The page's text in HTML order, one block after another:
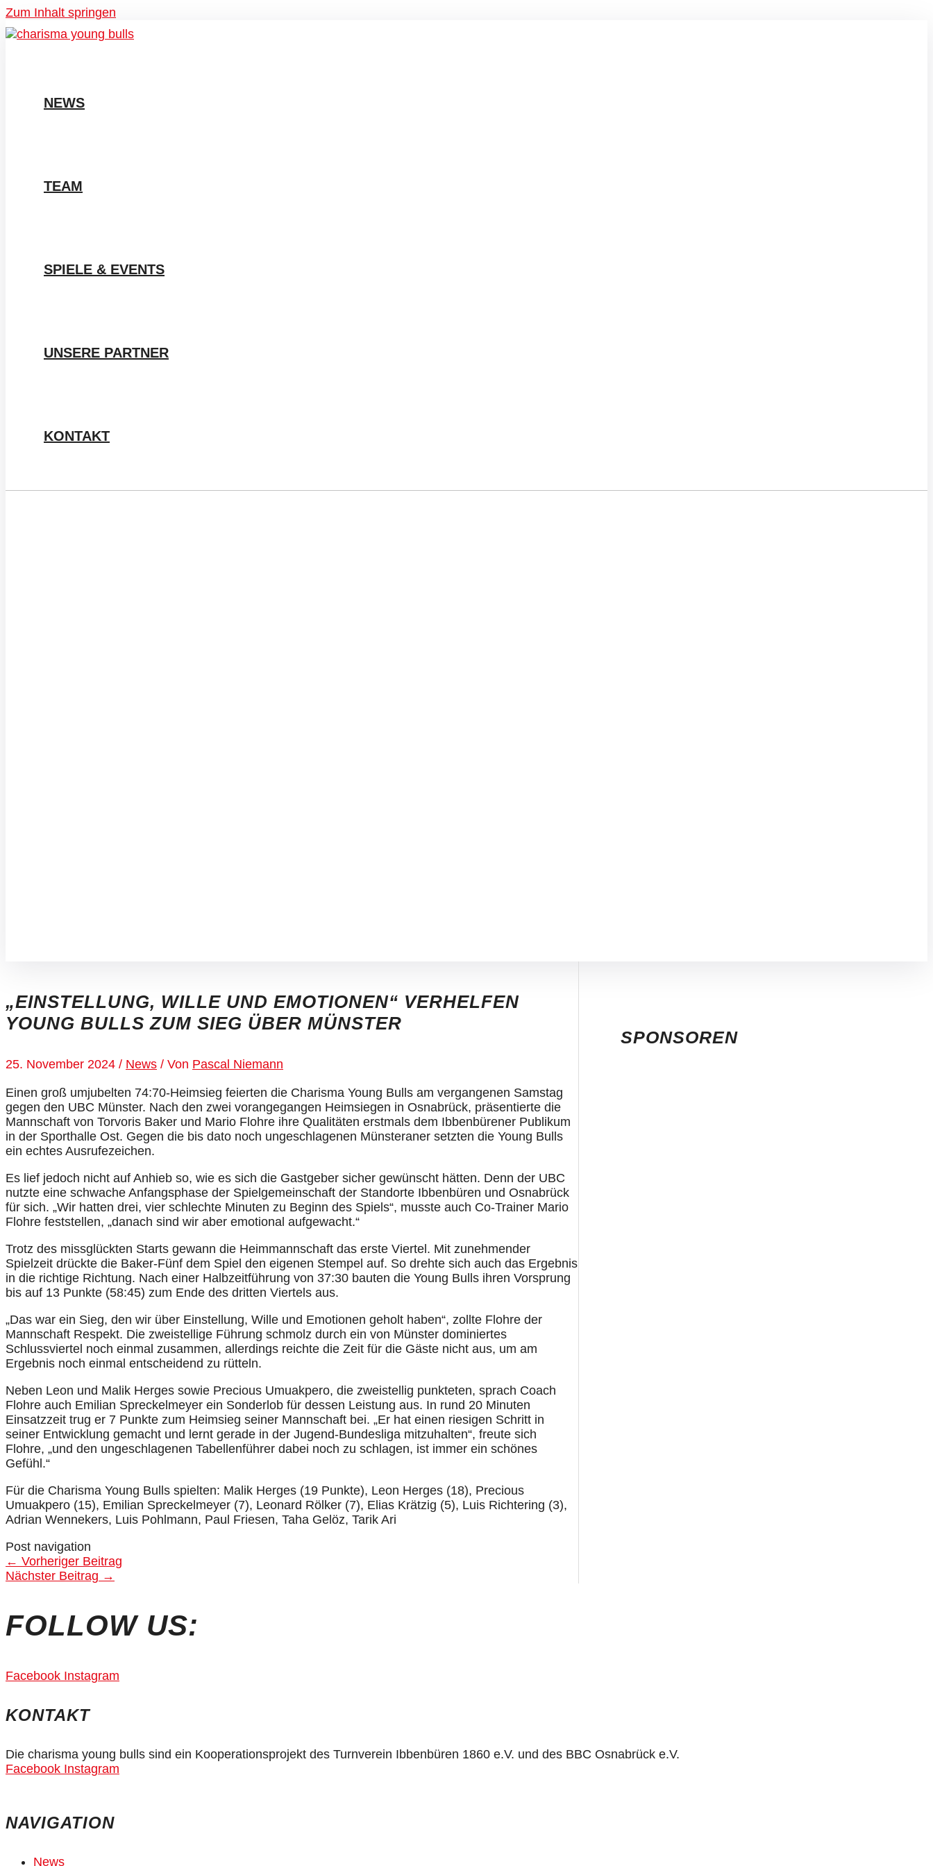
Zum Inhalt springen
NEWS
TEAM
SPIELE & EVENTS
UNSERE PARTNER
KONTAKT
„EINSTELLUNG, WILLE UND EMOTIONEN“ VERHELFEN
YOUNG BULLS ZUM SIEG ÜBER MÜNSTER
25. November 2024 / News / Von Pascal Niemann
Einen groß umjubelten 74:70-Heimsieg feierten die Charisma Young Bulls am vergangenen Samstag
gegen den UBC Münster. Nach den zwei vorangegangen Heimsiegen in Osnabrück, präsentierte die
Mannschaft von Torvoris Baker und Mario Flohre ihre Qualitäten erstmals dem Ibbenbürener Publikum
in der Sporthalle Ost. Gegen die bis dato noch ungeschlagenen Münsteraner setzten die Young Bulls
ein echtes Ausrufezeichen.
Es lief jedoch nicht auf Anhieb so, wie es sich die Gastgeber sicher gewünscht hätten. Denn der UBC
nutzte eine schwache Anfangsphase der Spielgemeinschaft der Standorte Ibbenbüren und Osnabrück
für sich. „Wir hatten drei, vier schlechte Minuten zu Beginn des Spiels“, musste auch Co-Trainer Mario
Flohre feststellen, „danach sind wir aber emotional aufgewacht.“
Trotz des missglückten Starts gewann die Heimmannschaft das erste Viertel. Mit zunehmender
Spielzeit drückte die Baker-Fünf dem Spiel den eigenen Stempel auf. So drehte sich auch das Ergebnis
in die richtige Richtung. Nach einer Halbzeitführung von 37:30 bauten die Young Bulls ihren Vorsprung
bis auf 13 Punkte (58:45) zum Ende des dritten Viertels aus.
„Das war ein Sieg, den wir über Einstellung, Wille und Emotionen geholt haben“, zollte Flohre der
Mannschaft Respekt. Die zweistellige Führung schmolz durch ein von Münster dominiertes
Schlussviertel noch einmal zusammen, allerdings reichte die Zeit für die Gäste nicht aus, um am
Ergebnis noch einmal entscheidend zu rütteln.
Neben Leon und Malik Herges sowie Precious Umuakpero, die zweistellig punkteten, sprach Coach
Flohre auch Emilian Spreckelmeyer ein Sonderlob für dessen Leistung aus. In rund 20 Minuten
Einsatzzeit trug er 7 Punkte zum Heimsieg seiner Mannschaft bei. „Er hat einen riesigen Schritt in
seiner Entwicklung gemacht und lernt gerade in der Jugend-Bundesliga mitzuhalten“, freute sich
Flohre, „und den ungeschlagenen Tabellenführer dabei noch zu schlagen, ist immer ein schönes
Gefühl.“
Für die Charisma Young Bulls spielten: Malik Herges (19 Punkte), Leon Herges (18), Precious
Umuakpero (15), Emilian Spreckelmeyer (7), Leonard Rölker (7), Elias Krätzig (5), Luis Richtering (3),
Adrian Wennekers, Luis Pohlmann, Paul Friesen, Taha Gelöz, Tarik Ari
Post navigation
← Vorheriger Beitrag
Nächster Beitrag →
SPONSOREN
FOLLOW US:
Facebook Instagram
KONTAKT
Die charisma young bulls sind ein Kooperationsprojekt des Turnverein Ibbenbüren 1860 e.V. und des BBC Osnabrück e.V.
Facebook Instagram
NAVIGATION
News